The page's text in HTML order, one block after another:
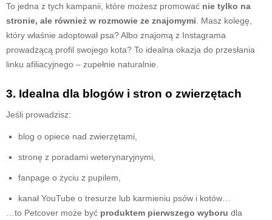
To jedna z tych kampanii, które możesz promować nie tylko na
stronie, ale również w rozmowie ze znajomymi . Masz kolegę,
który właśnie adoptował psa? Albo znajomą z Instagrama
prowadzącą profil swojego kota? To idealna okazja do przesłania
linku afiliacyjnego – zupełnie naturalnie.
3. Idealna dla blogów i stron o zwierzętach
Jeśli prowadzisz:
blog o opiece nad zwierzętami,
stronę z poradami weterynaryjnymi,
fanpage o życiu z pupilem,
kanał YouTube o tresurze lub karmieniu psów i kotów…
…to Petcover może być produktem pierwszego wyboru dla